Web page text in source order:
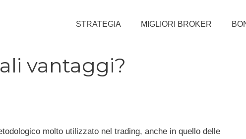
STRATEGIA MIGLIORI BROKER
vantaggi?
molto utilizzato nel trading, anche in quello delle